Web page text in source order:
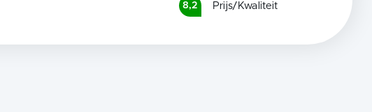
8,2 Prijs/Kwaliteit